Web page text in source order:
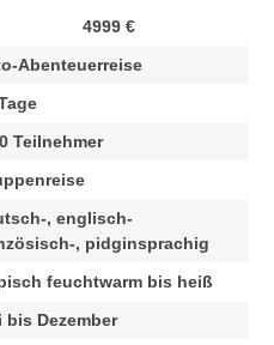
4999 €
Abenteuerreise
Teilnehmer
, englisch-
, pidginsprachig
feuchtwarm bis heiß
bis Dezember